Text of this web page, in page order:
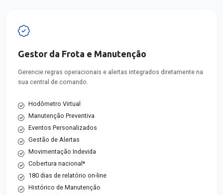
Gestor da Frota e Manutenção
Gerencie regras operacionais e alertas integrados diretamente na
sua central de comando.
Hodômetro Virtual
Manutenção Preventiva
Eventos Personalizados
Gestão de Alertas
Movimentação Indevida
Cobertura nacional*
180 dias de relatório on-line
Histórico de Manutenção